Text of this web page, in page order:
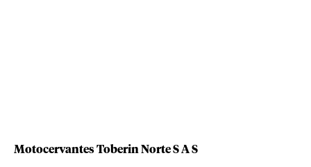
Motocervantes Toberin Norte S A S